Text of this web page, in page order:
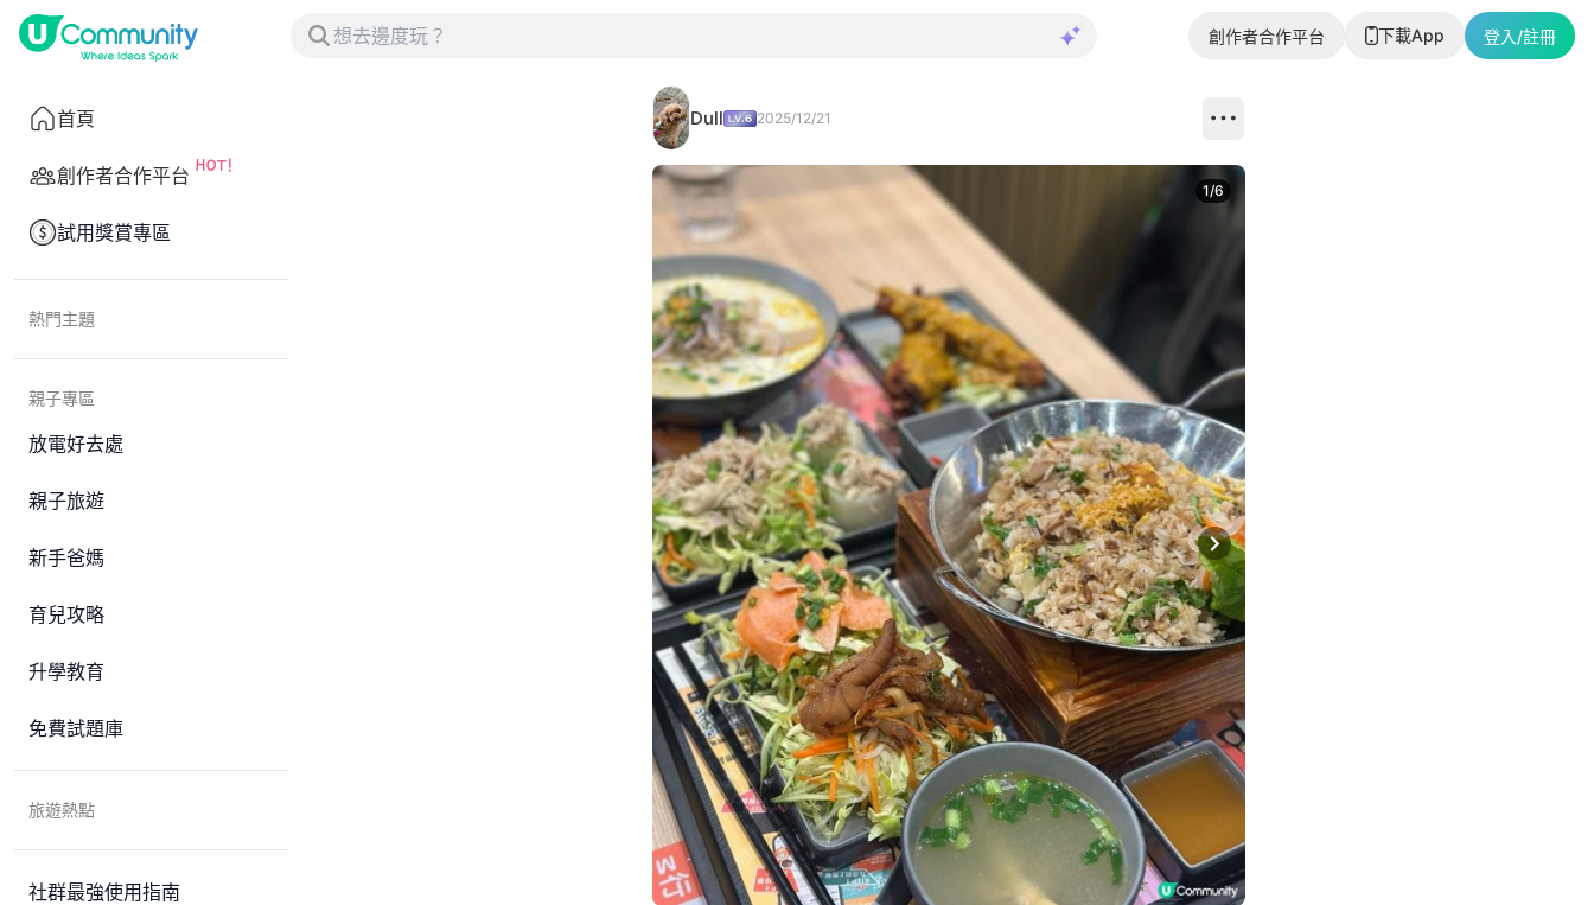
創作者合作平台 下載App 登入/註冊
首頁
創作者合作平台
試用獎賞專區
熱門主題
親子專區
放電好去處
親子旅遊
新手爸媽
育兒攻略
升學教育
免費試題庫
旅遊熱點
社群最強使用指南
Dull 2025/12/21
Next slide
1/6